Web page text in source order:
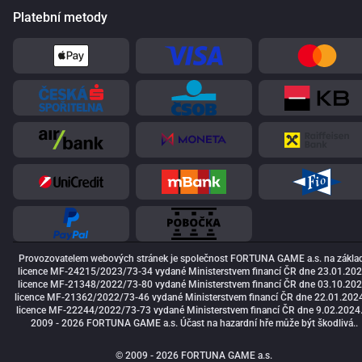
Platební metody
Provozovatelem webových stránek je společnost FORTUNA GAME a.s. na
licence MF-24215/2023/73-34 vydané Ministerstvem financí ČR dne
licence MF-21348/2022/73-80 vydané Ministerstvem financí ČR dne
licence MF-21362/2022/73-46 vydané Ministerstvem financí ČR dne
licence MF-22244/2022/73-73 vydané Ministerstvem financí ČR dne
2009 - 2026 FORTUNA GAME a.s. Účast na hazardní hře může být škodlivá..
© 2009 - 2026 FORTUNA GAME a.s.